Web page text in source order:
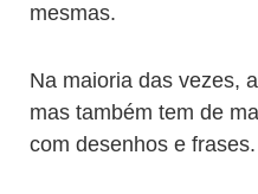
mesmas.
Na maioria das vezes,
mas também tem de
com desenhos e frases.